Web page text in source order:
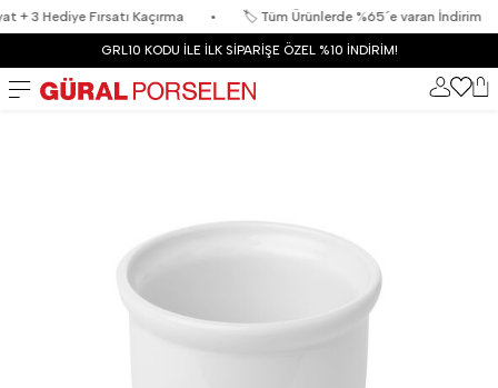
Fırsatı Kaçırma • 🏷️ Tüm Ürünlerde %65´e varan İndirim •
GRL10 KODU İLE İLK SİPARİŞE ÖZEL %10 İNDİRİM!